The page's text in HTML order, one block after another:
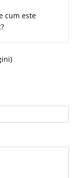
cum este